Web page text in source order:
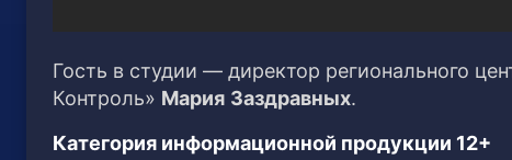
Гость в студии — директор регионального
Контроль» Мария Заздравных.
Категория информационной продукции 12+